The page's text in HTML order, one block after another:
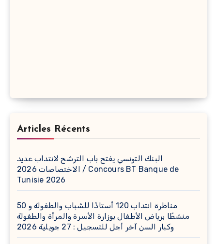
Articles Récents
البنك التونسي يفتح باب الترشح لانتداب عديد
الاختصاصات 2026 / Concours BT Banque de
Tunisie 2026
مناظرة انتداب 120 أستاذًا للشباب والطفولة و 50
منشطًا برياض الأطفال بوزارة الأسرة والمرأة والطفولة
وكبار السن آخر أجل للتسجيل : 27 جويلية 2026